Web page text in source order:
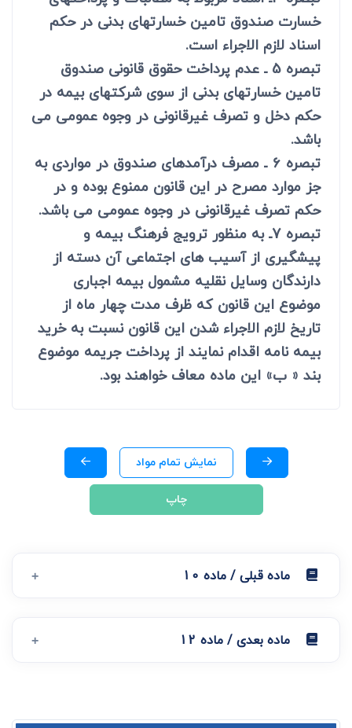
خسارت صندوق تامین خسارتهای بدنی در حکم
اسناد لازم الاجراء است.
تبصره 5 ـ عدم پرداخت حقوق قانونی صندوق
تامین خسارتهای بدنی از سوی شرکتهای بیمه در
حکم دخل و تصرف غیرقانونی در وجوه عمومی می
باشد.
تبصره 6 ـ مصرف درآمدهای صندوق در مواردی به
جز موارد مصرح در این قانون ممنوع بوده و در
حکم تصرف غیرقانونی در وجوه عمومی می باشد.
تبصره 7ـ به منظور ترویج فرهنگ بیمه و
پیشگیری از آسیب های اجتماعی آن دسته از
دارندگان وسایل نقلیه مشمول بیمه اجباری
موضوع این قانون که ظرف مدت چهار ماه از
تاریخ لازم الاجراء شدن این قانون نسبت به خرید
بیمه نامه اقدام نمایند از پرداخت جریمه موضوع
بند « ب» این ماده معاف خواهند بود.
نمایش تمام مواد
چاپ
ماده قبلی / ماده 10
ماده بعدی / ماده 12